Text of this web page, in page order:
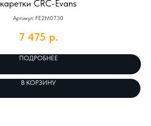
каретки CRC-Evans
Артикул: FE2M0730
7 475 р.
ПОДРОБНЕЕ
В КОРЗИНУ